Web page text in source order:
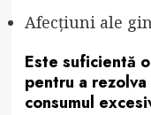
Afecțiuni ale
Este suficientă
pentru a
consumul